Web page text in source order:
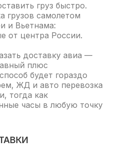
груз быстро.
грузов самолетом
и Вьетнама:
от центра России.
доставку авиа —
плюс
будет гораздо
ЖД и авто перевозка
тогда как
часы в любую точку